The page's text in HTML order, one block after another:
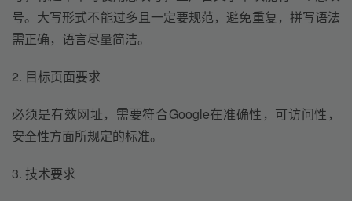
号。大写形式不能过多且一定要规范，避免重复，拼写语法
需正确，语言尽量简洁。
2. 目标页面要求
必须是有效网址，需要符合Google在准确性，可访问性，
安全性方面所规定的标准。
3. 技术要求